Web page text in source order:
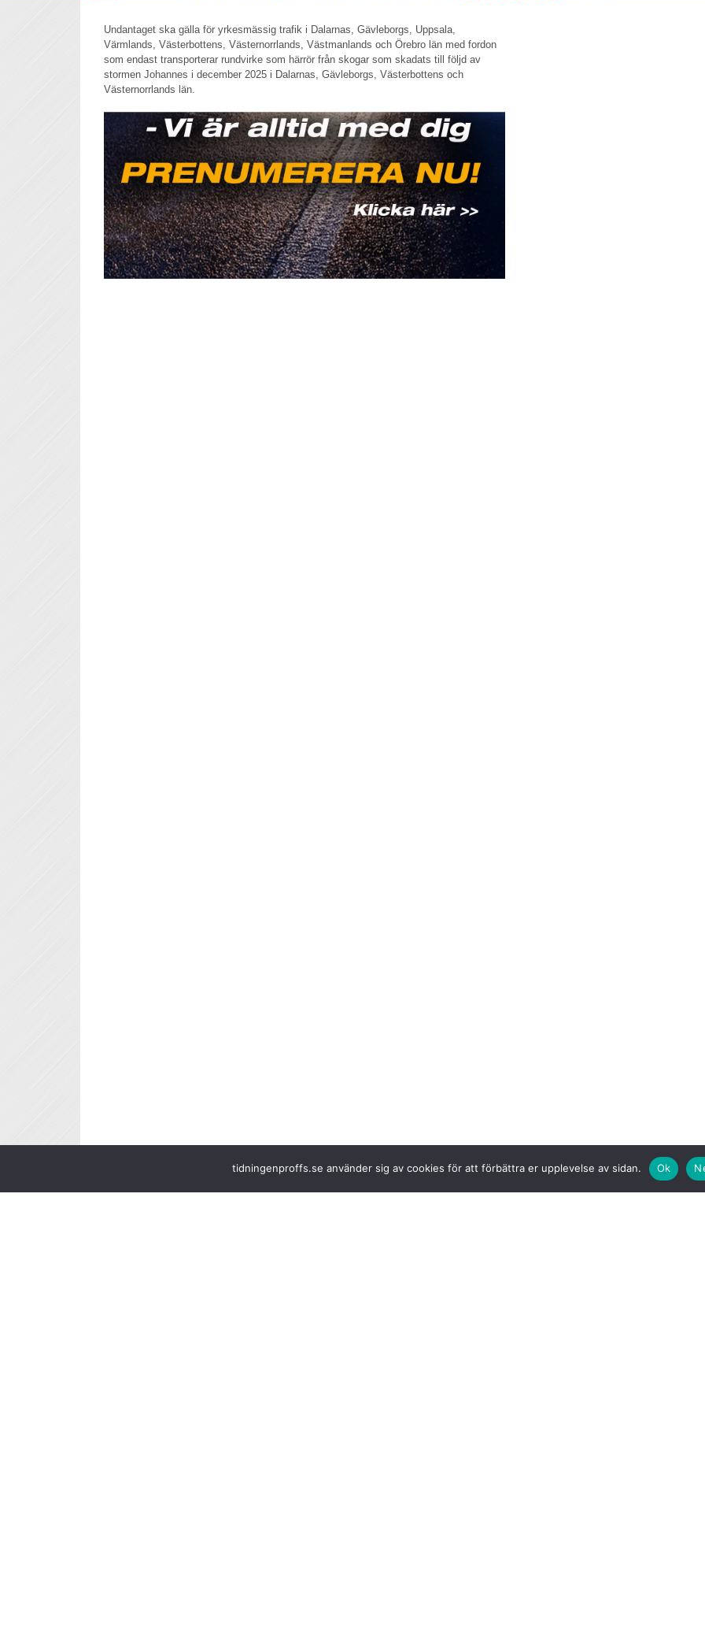
Undantaget ska gälla för yrkesmässig trafik i Dalarnas, Gävleborgs, Uppsala,
Värmlands, Västerbottens, Västernorrlands, Västmanlands och Örebro län med fordon
som endast transporterar rundvirke som härrör från skogar som skadats till följd av
stormen Johannes i december 2025 i Dalarnas, Gävleborgs, Västerbottens och
Västernorrlands län.
tidningenproffs.se använder sig av cookies för att förbättra er upplevelse av sidan. Ok